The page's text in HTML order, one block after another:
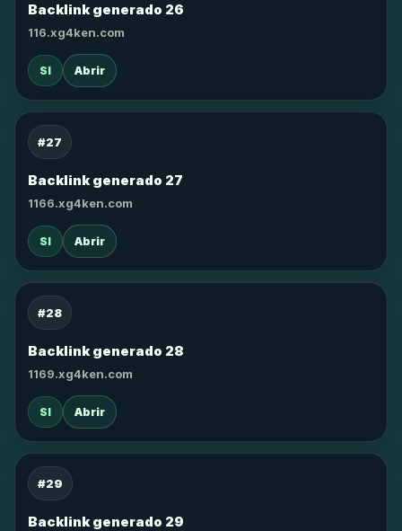
Backlink generado 26
116.xg4ken.com
SI Abrir
#27
Backlink generado 27
1166.xg4ken.com
SI Abrir
#28
Backlink generado 28
1169.xg4ken.com
SI Abrir
#29
Backlink generado 29